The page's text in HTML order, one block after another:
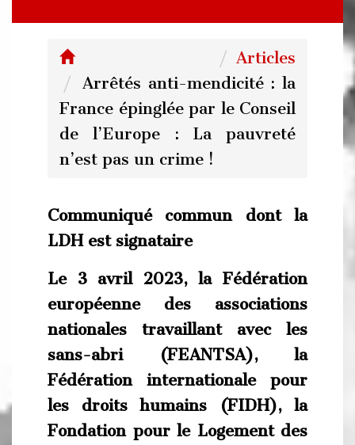
Articles
Arrêtés anti-mendicité : la
France épinglée par le Conseil
de l’Europe : La pauvreté
n’est pas un crime !
Communiqué commun dont la
LDH est signataire
Le 3 avril 2023, laFédération
européenne des associations
nationales travaillant avec les
sans-abri (FEANTSA), la
Fédération internationale pour
les droits humains (FIDH), la
Fondation pour le Logement des